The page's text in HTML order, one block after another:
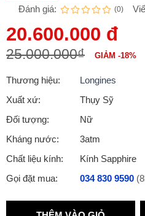
Đánh giá:
(0)
20.600.000 đ
25.000.000₫ GIẢM -18%
Thương hiệu:
Longines
Xuất xứ:
Thụy Sỹ
Đối tượng:
Nữ
Kháng nước:
3atm
Chất liệu kính:
Kính Sapphire
Gọi đặt mua:
034 830 9590